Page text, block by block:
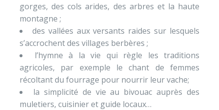
gorges, des cols arides, des arbres et la haute
montagne ;
des vallées aux versants raides sur lesquels
s’accrochent des villages berbères ;
l’hymne à la vie qui règle les traditions
agricoles, par exemple le chant de femmes
récoltant du fourrage pour nourrir leur vache;
la simplicité de vie au bivouac auprès des
muletiers, cuisinier et guide locaux…